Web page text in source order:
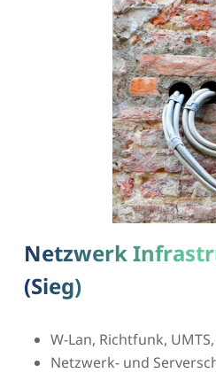
Netzwerk
(Sieg)
W-Lan, Richtfunk,
Netzwerk- und